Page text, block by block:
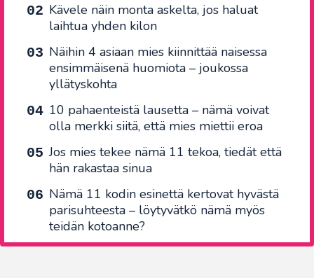
Kävele näin monta askelta, jos haluat
laihtua yhden kilon
Näihin 4 asiaan mies kiinnittää naisessa
ensimmäisenä huomiota – joukossa
yllätyskohta
10 pahaenteistä lausetta – nämä voivat
olla merkki siitä, että mies miettii eroa
Jos mies tekee nämä 11 tekoa, tiedät että
hän rakastaa sinua
Nämä 11 kodin esinettä kertovat hyvästä
parisuhteesta – löytyvätkö nämä myös
teidän kotoanne?